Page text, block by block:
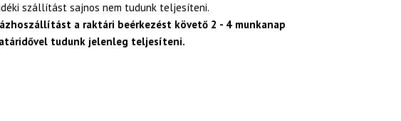
szállítást sajnos nem tudunk teljesíteni.
a raktári beérkezést követő 2 - 4 munkanap
tudunk jelenleg teljesíteni.